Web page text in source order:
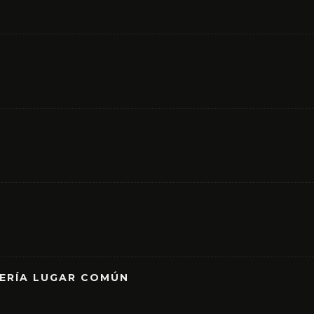
LUGAR COMÚN